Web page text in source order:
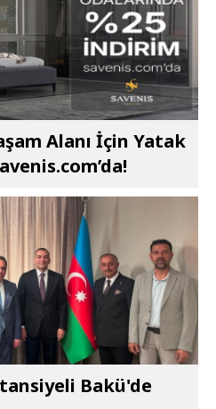
Alanı İçin Yatak
Bakü'de